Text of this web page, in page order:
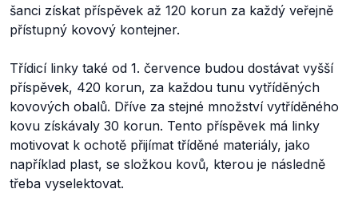
šanci získat příspěvek až 120 korun za každý veřejně
přístupný kovový kontejner.
Třídicí linky také od 1. července budou dostávat vyšší
příspěvek, 420 korun, za každou tunu vytříděných
kovových obalů. Dříve za stejné množství vytříděného
kovu získávaly 30 korun. Tento příspěvek má linky
motivovat k ochotě přijímat tříděné materiály, jako
například plast, se složkou kovů, kterou je následně
třeba vyselektovat.